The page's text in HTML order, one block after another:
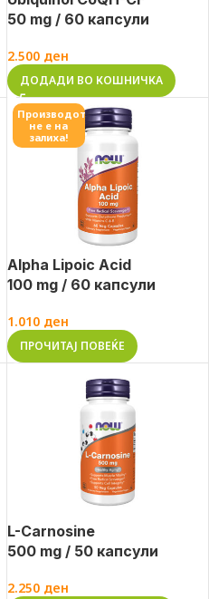
50 mg / 60 капсули
2.500 ден
ДОДАДИ ВО КОШНИЧКА
Производот
не е на
залиха!
Alpha Lipoic Acid
100 mg / 60 капсули
1.010 ден
ПРОЧИТАЈ ПОВЕЌЕ
L-Carnosine
500 mg / 50 капсули
2.250 ден